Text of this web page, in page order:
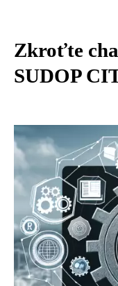
Zkroťte
SUDOP